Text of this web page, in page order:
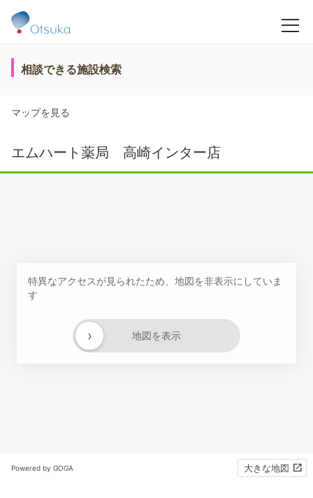
相談できる施設検索
マップを見る
エムハート薬局 高崎インター店
特異なアクセスが見られたため、地図を非表示にしていま
す
地図を表示
›
Powered by GOGA 大きな地図